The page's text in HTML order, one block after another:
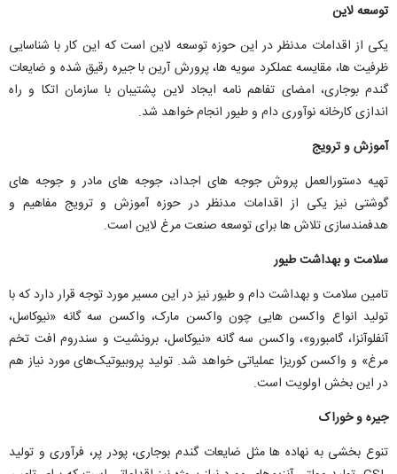
توسعه لاین
یکی از اقدامات مدنظر در این حوزه توسعه لاین است که این کار با شناسایی
ظرفیت ها، مقایسه عملکرد سویه ها، پرورش آرین با جیره رقیق شده و ضایعات
گندم بوجاری، امضای تفاهم نامه ایجاد لاین پشتیبان با سازمان اتکا و راه
اندازی کارخانه نوآوری دام و طیور انجام خواهد شد.
آموزش و ترویج
تهیه دستورالعمل پروش جوجه های اجداد، جوجه های مادر و جوجه های
گوشتی نیز یکی از اقدامات مدنظر در حوزه آموزش و ترویج مفاهیم و
هدفمندسازی تلاش ها برای توسعه صنعت مرغ لاین است.
سلامت و بهداشت طیور
تامین سلامت و بهداشت دام و طیور نیز در این مسیر مورد توجه قرار دارد که با
تولید انواع واکسن هایی چون واکسن مارک، واکسن سه گانه «نیوکاسل،
آنفلوآنزا، گامبورو»، واکسن سه گانه «نیوکاسل، برونشیت و سندروم افت تخم
مرغ» و واکسن کوریزا عملیاتی خواهد شد. تولید پروبیوتیک‌های مورد نیاز هم
در این بخش اولویت است.
جیره و خوراک
تنوع بخشی به نهاده ها مثل ضایعات گندم بوجاری، پودر پر، فرآوری و تولید